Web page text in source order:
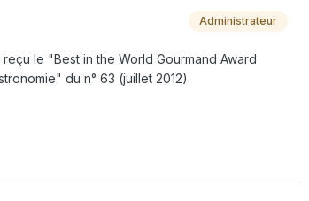
Administrateur
le "Best in the World Gourmand Award
du n° 63 (juillet 2012).